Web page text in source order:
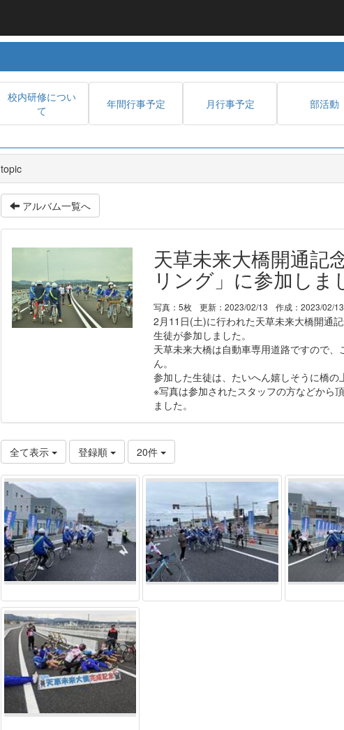
校内研修につい
て
年間行事予定 月行事予定 部活動
topic
アルバム一覧へ
天草未来大橋開通記
リング」に参加しま
写真：5枚 更新：2023/02/13 作成：2023/02/13
2月11日(土)に行われた天草未来大橋開通
生徒が参加しました。
天草未来大橋は自動車専用道路ですので
ん。
参加した生徒は、たいへん嬉しそうに橋の
※写真は参加されたスタッフの方などから
ました。
全て表示 登録順 20件